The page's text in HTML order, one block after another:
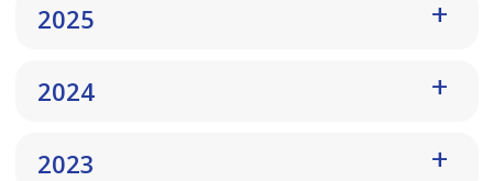
2025
2024
2023